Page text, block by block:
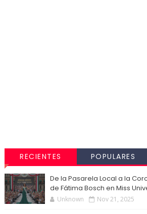
RECIENTES POPULARES
De la Pasarela Local a la
de Fátima Bosch en Miss
Unknown Nov 21, 2025